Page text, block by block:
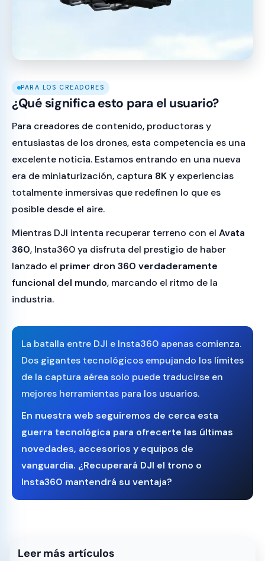
PARA LOS CREADORES
¿Qué significa esto para el usuario?
Para creadores de contenido, productoras y
entusiastas de los drones, esta competencia es una
excelente noticia. Estamos entrando en una nueva
era de miniaturización, captura 8Ky experiencias
totalmente inmersivas que redefinen lo que es
posible desde el aire.
Mientras DJI intenta recuperar terreno con el Avata
360, Insta360 ya disfruta del prestigio de haber
lanzado el primer dron 360 verdaderamente
funcional del mundo, marcando el ritmo de la
industria.
La batalla entre DJI e Insta360 apenas comienza.
Dos gigantes tecnológicos empujando los límites
de la captura aérea solo puede traducirse en
mejores herramientas para los usuarios.
En nuestra web seguiremos de cerca esta
guerra tecnológica para ofrecerte las últimas
novedades, accesorios y equipos de
vanguardia. ¿Recuperará DJI el trono o
Insta360 mantendrá su ventaja?
Leer más artículos